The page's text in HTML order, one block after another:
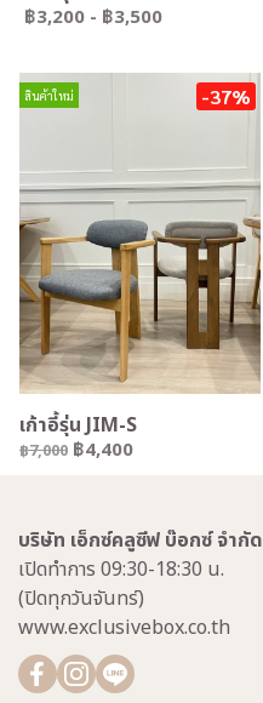
฿3,200 - ฿3,500
สินค้าใหม่ -37%
เก้าอี้รุ่น JIM-S
฿7,000 ฿4,400
บริษัท เอ็กซ์คลูซีฟ บ๊อกซ์ จำกัด
เปิดทำการ 09:30-18:30 น.
(ปิดทุกวันจันทร์)
www.exclusivebox.co.th